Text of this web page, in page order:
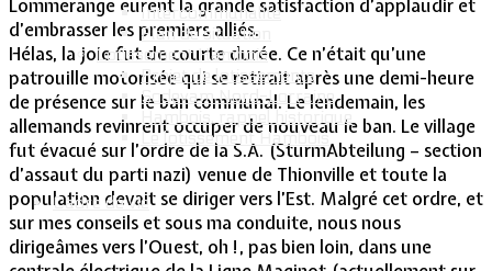
Intercommunalité
Plan de situation
Lotissement Hambois
Projet de lotissements
Sodevam Nord-Lorraine
Hambois, rappel historique
Le lotissement Hambois
Cadre de vie
Lommerange eurent la grande satisfaction d’applaudir et
d’embrasser les premiers alliés.
Hélas, la joie fut de courte durée. Ce n’était qu’une
patrouille motorisée qui se retirait après une demi-heure
de présence sur le ban communal. Le lendemain, les
allemands revinrent occuper de nouveau le ban. Le village
fut évacué sur l’ordre de la S.A. (SturmAbteilung – section
d’assaut du parti nazi) venue de Thionville et toute la
population devait se diriger vers l’Est. Malgré cet ordre, et
sur mes conseils et sous ma conduite, nous nous
dirigeâmes vers l’Ouest, oh !, pas bien loin, dans une